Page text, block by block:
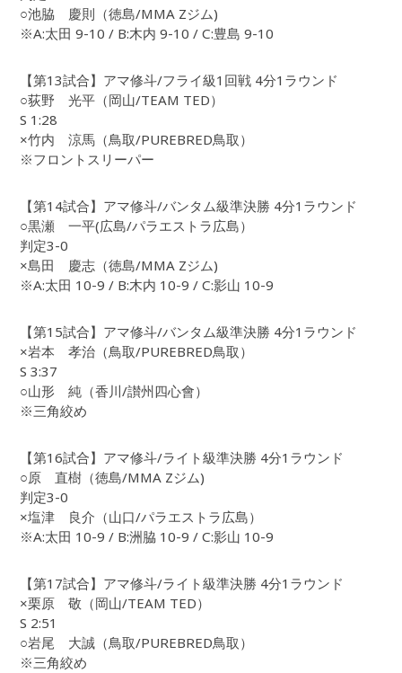
○池脇 慶則（徳島/MMA Zジム)
※A:太田 9-10 / B:木内 9-10 / C:豊島 9-10
【第13試合】アマ修斗/フライ級1回戦 4分1ラウンド
○荻野 光平（岡山/TEAM TED）
S 1:28
×竹内 涼馬（鳥取/PUREBRED鳥取）
※フロントスリーパー
【第14試合】アマ修斗/バンタム級準決勝 4分1ラウンド
○黒瀬 一平(広島/パラエストラ広島）
判定3-0
×島田 慶志（徳島/MMA Zジム)
※A:太田 10-9 / B:木内 10-9 / C:影山 10-9
【第15試合】アマ修斗/バンタム級準決勝 4分1ラウンド
×岩本 孝治（鳥取/PUREBRED鳥取）
S 3:37
○山形 純（香川/讃州四心會）
※三角絞め
【第16試合】アマ修斗/ライト級準決勝 4分1ラウンド
○原 直樹（徳島/MMA Zジム)
判定3-0
×塩津 良介（山口/パラエストラ広島）
※A:太田 10-9 / B:洲脇 10-9 / C:影山 10-9
【第17試合】アマ修斗/ライト級準決勝 4分1ラウンド
×栗原 敬（岡山/TEAM TED）
S 2:51
○岩尾 大誠（鳥取/PUREBRED鳥取）
※三角絞め